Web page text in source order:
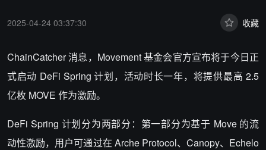
2025-04-24 03:37:30 收藏
ChainCatcher 消息，Movement 基金会官方宣布将于今日正
式启动 DeFi Spring 计划，活动时长一年，将提供最高 2.5
亿枚 MOVE 作为激励。
DeFi Spring 计划分为两部分：第一部分为基于 Move 的流
动性激励，用户可通过在 Arche Protocol、Canopy、Echelo